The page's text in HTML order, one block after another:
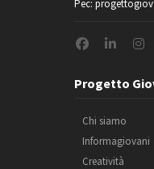
Pec:
Progetto
Chi siamo
Informagiovani
Creatività